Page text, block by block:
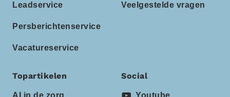
Leadservice
Persberichtenservice
Vacatureservice
Veelgestelde vragen
Topartikelen
AI in de zorg
Social
Youtube